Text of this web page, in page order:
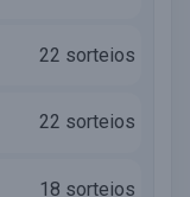
22 sorteios
22 sorteios
18 sorteios